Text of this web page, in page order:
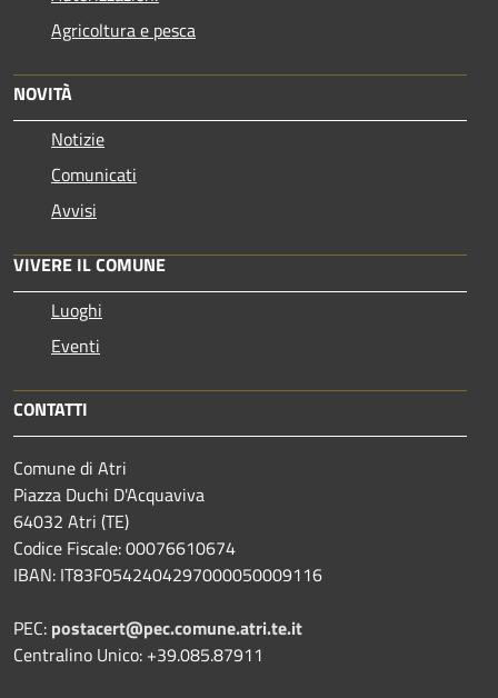
Agricoltura e pesca
NOVITÀ
Notizie
Comunicati
Avvisi
VIVERE IL COMUNE
Luoghi
Eventi
CONTATTI
Comune di Atri
Piazza Duchi D'Acquaviva
64032 Atri (TE)
Codice Fiscale: 00076610674
IBAN: IT83F0542404297000050009116
PEC: postacert@pec.comune.atri.te.it
Centralino Unico: +39.085.87911